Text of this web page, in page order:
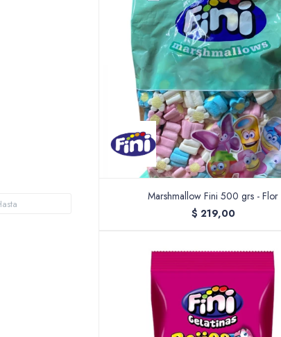
Marshmallow Fini 500 grs - Flor
$ 219,00